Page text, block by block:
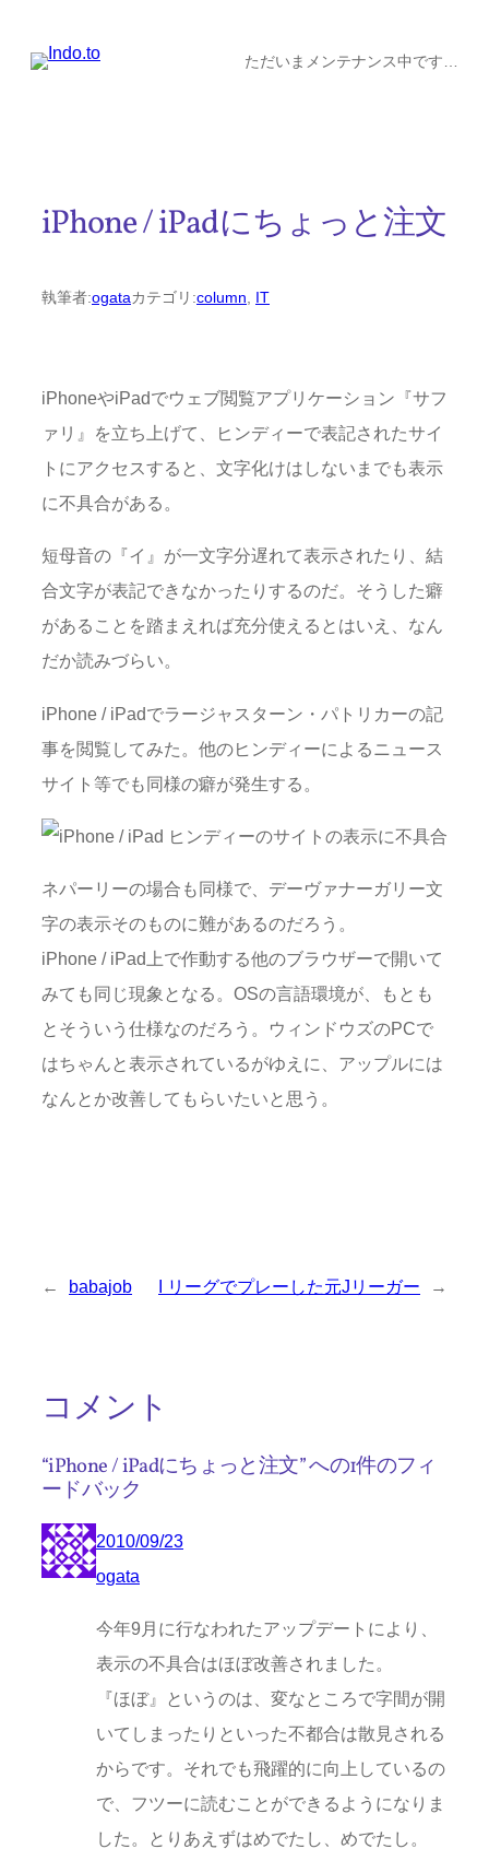
ただいまメンテナンス中です…
iPhone / iPadにちょっと注文
執筆者:ogataカテゴリ:column, IT
iPhoneやiPadでウェブ閲覧アプリケーション『サフ
ァリ』を立ち上げて、ヒンディーで表記されたサイ
トにアクセスすると、文字化けはしないまでも表示
に不具合がある。
短母音の『イ』が一文字分遅れて表示されたり、結
合文字が表記できなかったりするのだ。そうした癖
があることを踏まえれば充分使えるとはいえ、なん
だか読みづらい。
iPhone / iPadでラージャスターン・パトリカーの記
事を閲覧してみた。他のヒンディーによるニュース
サイト等でも同様の癖が発生する。
ネパーリーの場合も同様で、デーヴァナーガリー文
字の表示そのものに難があるのだろう。
iPhone / iPad上で作動する他のブラウザーで開いて
みても同じ現象となる。OSの言語環境が、もとも
とそういう仕様なのだろう。ウィンドウズのPCで
はちゃんと表示されているがゆえに、アップルには
なんとか改善してもらいたいと思う。
← babajob I リーグでプレーした元Jリーガー →
コメント
“iPhone / iPadにちょっと注文” への1件のフィ
ードバック
2010/09/23
ogata
今年9月に行なわれたアップデートにより、
表示の不具合はほぼ改善されました。
『ほぼ』というのは、変なところで字間が開
いてしまったりといった不都合は散見される
からです。それでも飛躍的に向上しているの
で、フツーに読むことができるようになりま
した。とりあえずはめでたし、めでたし。